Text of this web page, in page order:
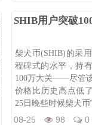
SHIB用户突破
柴犬币(SHIB)的采
程碑式的水平，持
100万大关——尽管
价格比历史高点低
25日晚些时候柴犬币
08-25 98 0